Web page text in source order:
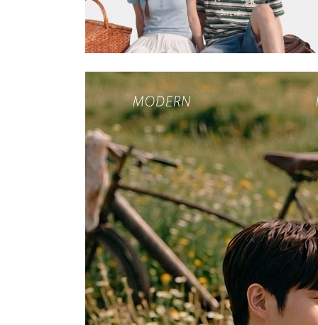
장바구니에 상품이
다른 고객들이 구매
행텐, 이 상품은 어떠